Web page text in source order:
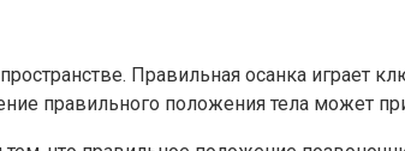
Правильная осанка играет
правильного положения тела может